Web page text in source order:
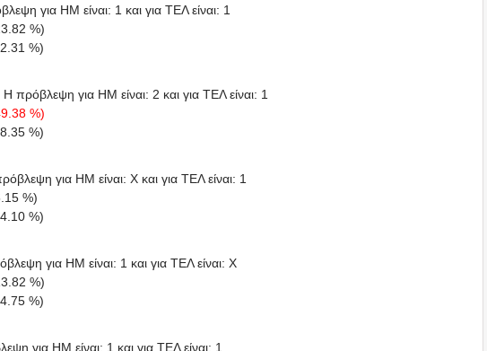
για HΜ είναι: 1 και για ΤΕΛ είναι: 1
%)
%)
Η πρόβλεψη για HΜ είναι: 2 και για ΤΕΛ είναι: 1
%)
%)
για HΜ είναι: X και για ΤΕΛ είναι: 1
%)
%)
για HΜ είναι: 1 και για ΤΕΛ είναι: X
%)
%)
για HΜ είναι: 1 και για ΤΕΛ είναι: 1